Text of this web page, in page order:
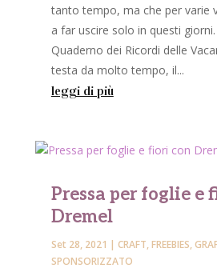
tanto tempo, ma che per varie
a far uscire solo in questi giorni.
Quaderno dei Ricordi delle
testa da molto tempo, il...
leggi di più
Pressa per foglie e
Dremel
Set 28, 2021 | CRAFT,FREEBIES,
SPONSORIZZATO